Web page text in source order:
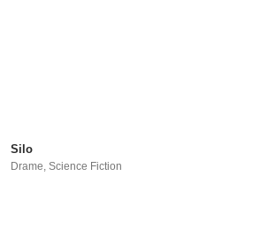
Silo
Drame ,Science Fiction